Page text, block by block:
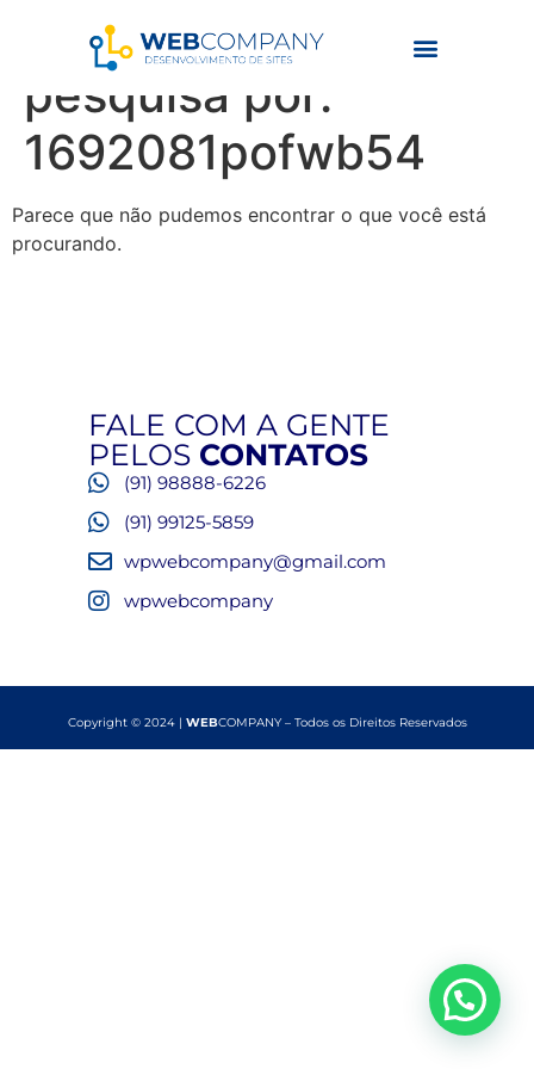
Resultados da
pesquisa por:
1692081pofwb54
Parece que não pudemos encontrar o que você está
procurando.
FALE COM A GENTE
PELOS CONTATOS
(91) 98888-6226
(91) 99125-5859
wpwebcompany@gmail.com
wpwebcompany
Copyright © 2024 | WEBCOMPANY – Todos os Direitos Reservados